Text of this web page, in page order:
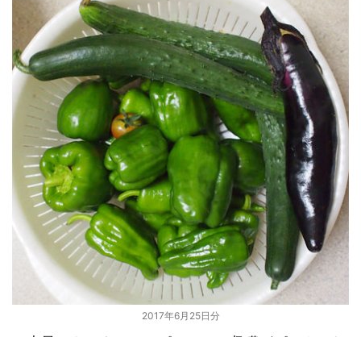
2017年6月25日分